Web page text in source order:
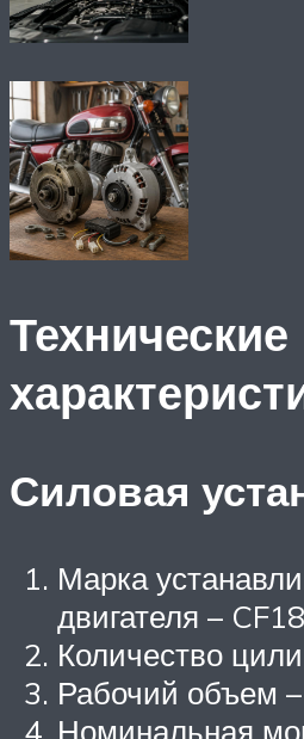
Технические
Силовая
Марка
двигателя –
Количество
Рабочий объем
Номинальная